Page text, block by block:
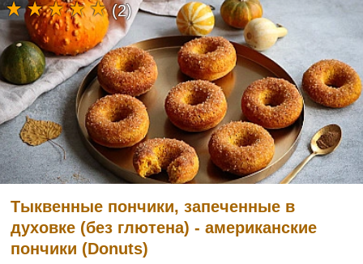
Тыквенные пончики, запеченные в
духовке (без глютена) - американские
пончики (Donuts)
(2)